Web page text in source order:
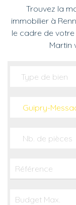
Trouvez la
immobilier à
le cadre de
Martin
Guipry-
Nb. de pièces